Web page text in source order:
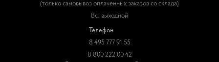
(только самовывоз оплаченных заказов со склада)
Вс: выходной
Телефон
8 495 777 91 55
8 800 222 00 42